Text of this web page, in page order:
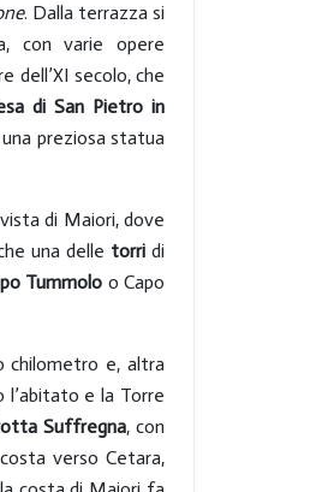
. Dalla terrazza si
con varie opere
dell’XI secolo, che
di San Pietro in
preziosa statua
di Maiori, dove
una delle torri di
Tummolo o Capo
chilometro e, altra
l’abitato e la Torre
Suffregna, con
verso Cetara,